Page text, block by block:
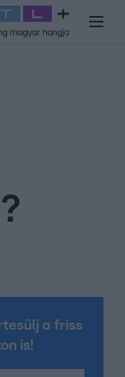
ments ki innen
a friss
is!